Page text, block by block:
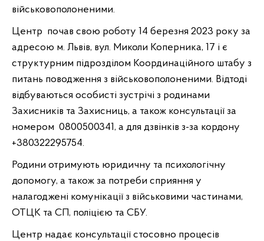
військовополоненими.
Центр почав свою роботу 14 березня 2023 року за
адресою м. Львів, вул. Миколи Коперника, 17 і є
структурним підрозділом Координаційного штабу з
питань поводження з військовополоненими. Відтоді
відбуваються особисті зустрічі з родинами
Захисників та Захисниць, а також консультації за
номером 0800500341, а для дзвінків з-за кордону
+380322295754.
Родини отримують юридичну та психологічну
допомогу, а також за потреби сприяння у
налагоджені комунікації з військовими частинами,
ОТЦК та СП, поліцією та СБУ.
Центр надає консультації стосовно процесів